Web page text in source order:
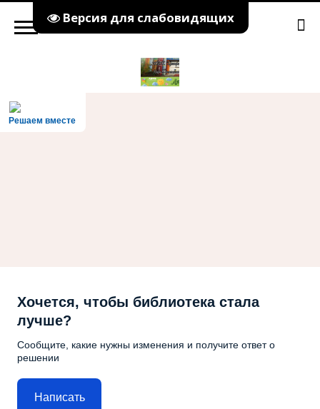
Версия для слабовидящих
Решаем вместе
Хочется, чтобы библиотека стала
лучше?
Сообщите, какие нужны изменения и получите ответ о
решении
Написать